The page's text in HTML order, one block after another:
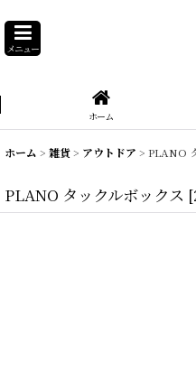
メニュー
ホーム
ホーム > 雑貨> アウトドア > PLANO
PLANO タックルボックス [